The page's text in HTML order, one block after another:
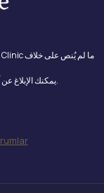
يمكنك الإبلاغ عن آرائك أو اعتراضاتك المحتملة عن طريق الاتصال بنا.